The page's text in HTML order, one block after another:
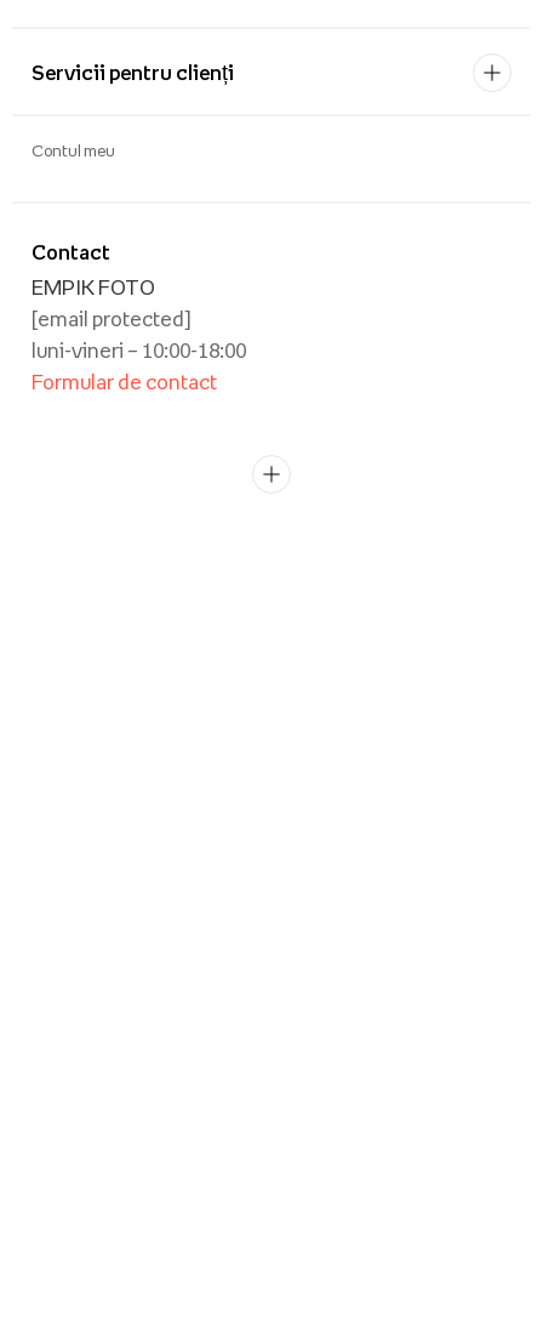
Servicii pentru clienți
Contact
EMPIK FOTO
[email protected]
luni-vineri – 10:00-18:00
Formular de contact
Contul meu